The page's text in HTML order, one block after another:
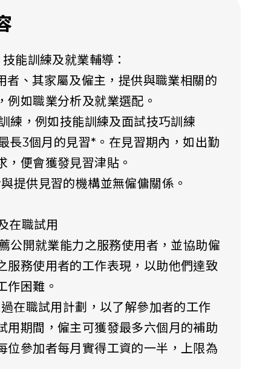
能訓練及就業輔導：
者、其家屬及僱主，提供與職業相關的
例如職業分析及就業選配。
練，例如技能訓練及面試技巧訓練
長3個月的見習*。在見習期內，如出勤
，便會獲發見習津貼。
提供見習的機構並無僱傭關係。
在職試用
公開就業能力之服務使用者，並協助僱
服務使用者的工作表現，以助他們達致
作困難。
在職試用計劃，以了解參加者的工作
用期間，僱主可獲發最多六個月的補助
位參加者每月實得工資的一半，上限為